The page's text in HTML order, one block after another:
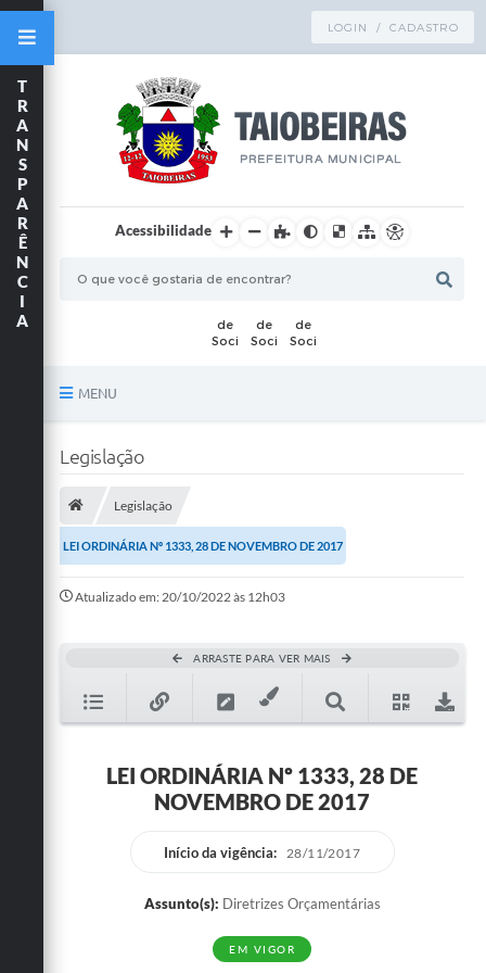
LOGIN / CADASTRO
Acessibilidade
MENU
Publicações
A Prefeitura
Ouvidoria
Legislação
Conselho Tutelar.
T
R
A
N
S
P
A
R
Ê
N
C
I
A
Legislação
Legislação
LEI ORDINÁRIA Nº 1333, 28 DE NOVEMBRO DE 2017
Atualizado em: 20/10/2022 às 12h03
ARRASTE PARA VER MAIS
LEI ORDINÁRIA Nº 1333, 28 DE
NOVEMBRO DE 2017
Início da vigência: 28/11/2017
Assunto(s): Diretrizes Orçamentárias
EM VIGOR